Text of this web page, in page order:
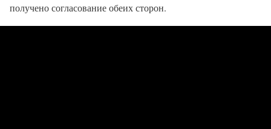
получено согласование обеих сторон.